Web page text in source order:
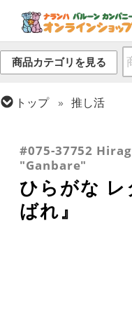
商品カテゴリを見る
トップ
推し活
#075-37752
"Ganbare"
ひらがな レ
ばれ』